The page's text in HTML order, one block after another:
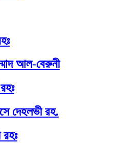
আল-বেরুনী
দেহলভী রহ.